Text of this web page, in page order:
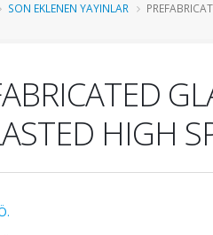
SON EKLENEN YAYINLAR
HIGH